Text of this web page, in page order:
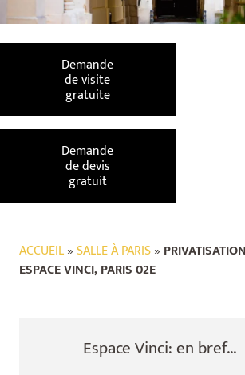
Demande
de visite
gratuite
Demande
de devis
gratuit
ACCUEIL»SALLE À PARIS»
ESPACE VINCI, PARIS 02E
Espace Vinci: en bref...